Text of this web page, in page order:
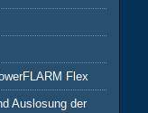
Flex
Auslosung der